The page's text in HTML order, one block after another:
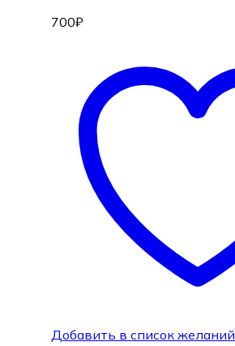
700₽
Добавить в список желаний